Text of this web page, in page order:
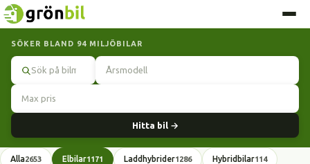
SÖKER BLAND 94 MILJÖBILAR
Hitta bil →
Alla2653 Elbilar1171 Laddhybrider1286 Hybridbilar114